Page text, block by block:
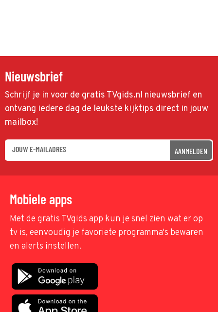
Nieuwsbrief
Schrijf je in voor de gratis TVgids.nl nieuwsbrief en
ontvang iedere dag de leukste kijktips direct in jouw
mailbox!
AANMELDEN
Mobiele apps
Met de gratis TVgids app kun je snel zien wat er op
tv is, eenvoudig je favoriete programma's bewaren
en alerts instellen.